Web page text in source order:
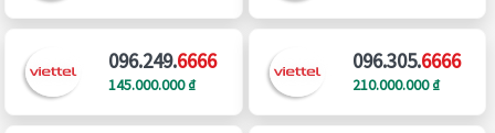
096.249.6666
145.000.000 ₫
096.305.6666
210.000.000 ₫